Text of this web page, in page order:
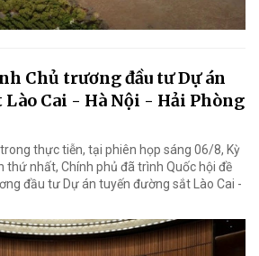
Chủ trương đầu tư Dự án
Cai - Hà Nội - Hải Phòng
thực tiễn, tại phiên họp sáng 06/8, Kỳ
thứ nhất, Chính phủ đã trình Quốc hội đề
đầu tư Dự án tuyến đường sắt Lào Cai -